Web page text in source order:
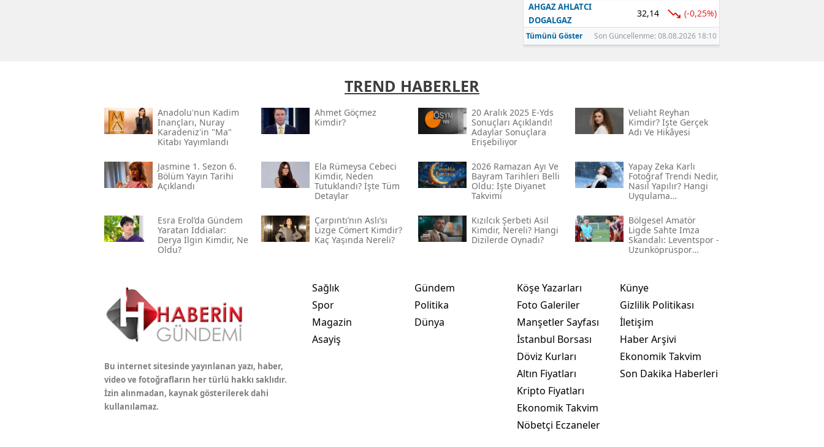
AHGAZ AHLATCI
DOGALGAZ
32,14 (-0,25%)
Tümünü Göster Son Güncellenme: 08.08.2026 18:10
TREND HABERLER
Anadolu'nun Kadim
İnançları, Nuray
Karadeniz'in "ma"
Kitabı Yayımlandı
Ahmet Göçmez
Kimdir?
20 Aralık 2025 E-Yds
Sonuçları Açıklandı!
Adaylar Sonuçlara
Erişebiliyor
Veliaht Reyhan
Kimdir? İşte Gerçek
Adı Ve Hikâyesi
Jasmine 1. Sezon 6.
Bölüm Yayın Tarihi
Açıklandı
Ela Rümeysa Cebeci
Kimdir, Neden
Tutuklandı? İşte Tüm
Detaylar
2026 Ramazan Ayı Ve
Bayram Tarihleri Belli
Oldu: İşte Diyanet
Takvimi
Yapay Zeka Karlı
Fotoğraf Trendi Nedir,
Nasıl Yapılır? Hangi
Uygulama
Adım Adım Rehber
Esra Erol’da Gündem
Yaratan İddialar:
Derya İlgin Kimdir, Ne
Oldu?
Çarpıntı’nın Aslı’sı
Lizge Cömert Kimdir?
Kaç Yaşında Nereli?
Kızılcık Şerbeti Asil
Kimdir, Nereli? Hangi
Dizilerde Oynadı?
Bölgesel Amatör
Ligde Sahte Imza
Skandalı: Leventspor -
Uzunköprüspor
Bu internet sitesinde yayınlanan yazı, haber,
video ve fotoğrafların her türlü hakkı saklıdır.
İzin alınmadan, kaynak gösterilerek dahi
kullanılamaz.
Sağlık
Spor
Magazin
Asayiş
Gündem
Politika
Dünya
Köşe Yazarları
Foto Galeriler
Manşetler Sayfası
İstanbul Borsası
Döviz Kurları
Altın Fiyatları
Kripto Fiyatları
Ekonomik Takvim
Nöbetçi Eczaneler
Künye
Gizlilik Politikası
İletişim
Haber Arşivi
Ekonomik Takvim
Son Dakika Haberleri